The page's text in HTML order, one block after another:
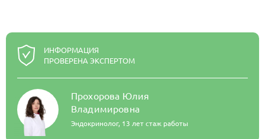
ИНФОРМАЦИЯ
ПРОВЕРЕНА ЭКСПЕРТОМ
Прохорова Юлия
Владимировна
Эндокринолог, 13 лет стаж работы